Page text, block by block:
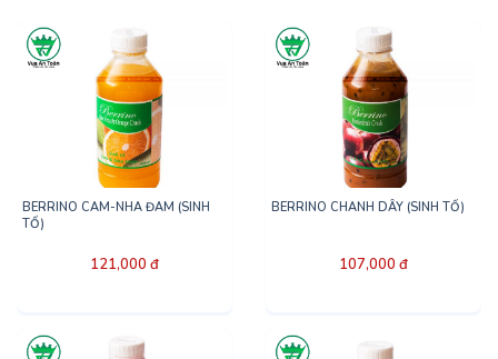
BERRINO CAM-NHA ĐAM (SINH
TỐ)
121,000 đ
BERRINO CHANH DÂY (SINH TỐ)
107,000 đ